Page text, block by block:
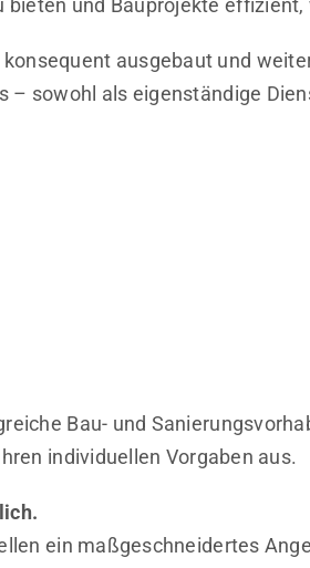
und Bauprojekte
ausgebaut und
sowohl als eigenständige
Bau- und
individuellen Vorgaben aus.
ein maßgeschneidertes